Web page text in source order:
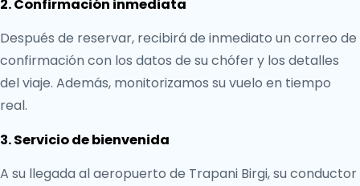
2. Confirmación inmediata
Después de reservar, recibirá de inmediato un correo de
confirmación con los datos de su chófer y los detalles
del viaje. Además, monitorizamos su vuelo en tiempo
real.
3. Servicio de bienvenida
A su llegada al aeropuerto de Trapani Birgi, su conductor